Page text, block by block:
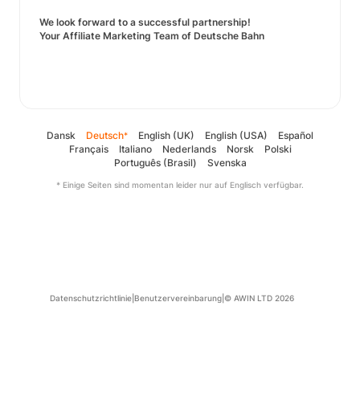
We look forward to a successful partnership!
Your Affiliate Marketing Team of Deutsche Bahn
Dansk Deutsch* English (UK) English (USA)
Español
Français
Italiano Nederlands Norsk
Polski
Português (Brasil)
Svenska
* Einige Seiten sind momentan leider nur auf Englisch verfügbar.
Datenschutzrichtlinie Benutzervereinbarung © AWIN LTD 2026